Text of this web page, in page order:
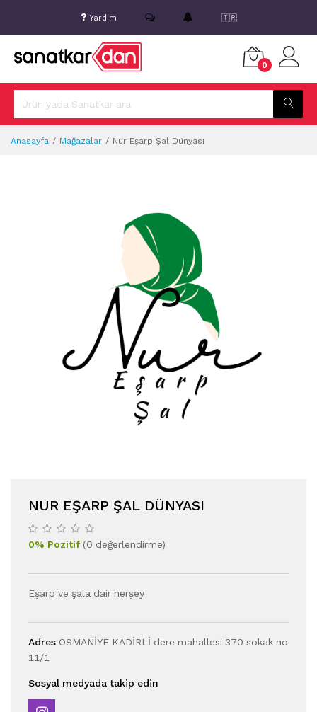
Yardım 🇹🇷
0
Anasayfa Mağazalar Nur Eşarp Şal Dünyası
NUR EŞARP ŞAL DÜNYASI
0% Pozitif(0 değerlendirme)
Eşarp ve şala dair herşey
Adres OSMANİYE KADİRLİ dere mahallesi 370 sokak no
11/1
Sosyal medyada takip edin